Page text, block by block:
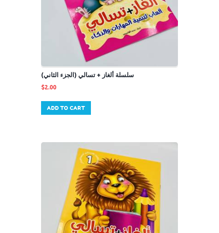
سلسلة ألغاز + تسالي (الجزء الثاني)
$2.00
ADD TO CART